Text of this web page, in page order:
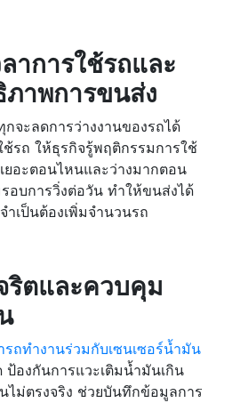
าการใช้รถและ
ภาพการขนส่ง
จะลดการว่างงานของรถได้
รถ ให้ธุรกิจรู้พฤติกรรมการใช้
ยอะตอนไหนและว่างมากตอน
อบการวิ่งต่อวัน ทำให้ขนส่งได้
เป็นต้องเพิ่มจำนวนรถ
ริตและควบคุม
รถทำงานร่วมกับเซนเซอร์น้ำมัน
ป้องกันการแวะเติมน้ำมันเกิน
ไม่ตรงจริง ช่วยบันทึกข้อมูลการ